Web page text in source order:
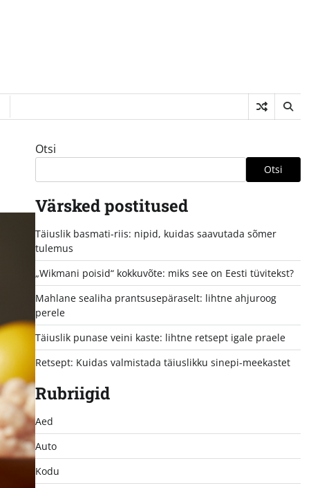
Otsi
Otsi
Värsked postitused
Täiuslik basmati-riis: nipid, kuidas saavutada sõmer
tulemus
„Wikmani poisid“ kokkuvõte: miks see on Eesti tüvitekst?
Mahlane sealiha prantsusepäraselt: lihtne ahjuroog
perele
Täiuslik punase veini kaste: lihtne retsept igale praele
Retsept: Kuidas valmistada täiuslikku sinepi-meekastet
Rubriigid
Aed
Auto
Kodu